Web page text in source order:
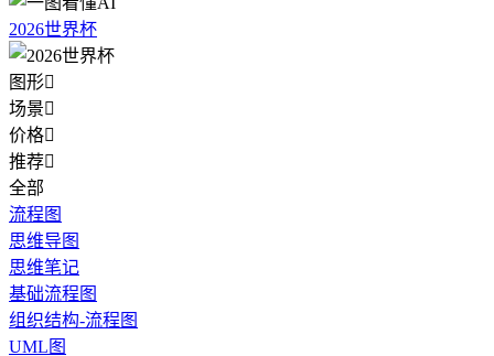
2026世界杯
图形
场景
价格
推荐
全部
流程图
思维导图
思维笔记
基础流程图
组织结构-流程图
UML图